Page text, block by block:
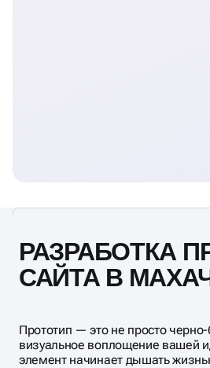
РАЗРАБОТКА
САЙТА В
Прототип — это не просто
визуальное воплощение вашей
элемент начинает дышать